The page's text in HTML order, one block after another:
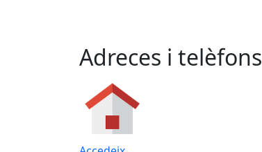
Adreces i telèfons